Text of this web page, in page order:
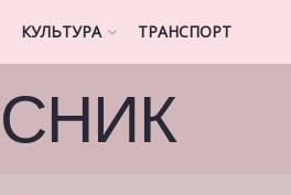
КУЛЬТУРА ТРАНСПОРТ